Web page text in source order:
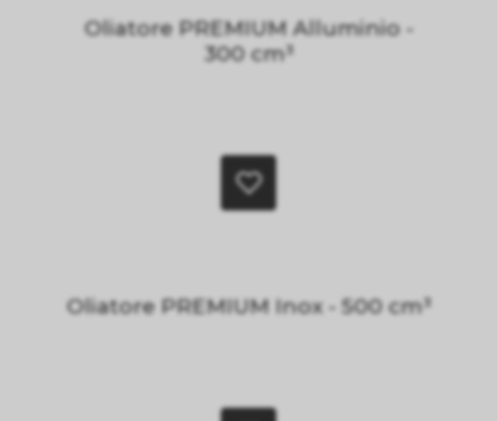
Oliatore PREMIUM Alluminio -
300 cm³
Oliatore PREMIUM Inox - 500 cm³